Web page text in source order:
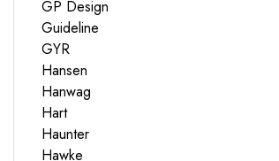
GP Design
Guideline
GYR
Hansen
Hanwag
Hart
Haunter
Hawke